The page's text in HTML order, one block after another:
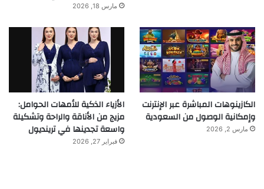
مارس 18, 2026
الكازينوهات المباشرة عبر الإنترنت
وإمكانية الوصول من السعودية
مارس 2, 2026
الأزياء الذكية للأمهات الحوامل:
مزيج من الأناقة والراحة وتشكيلة
واسعة تجدينها في ترينديول
فبراير 27, 2026